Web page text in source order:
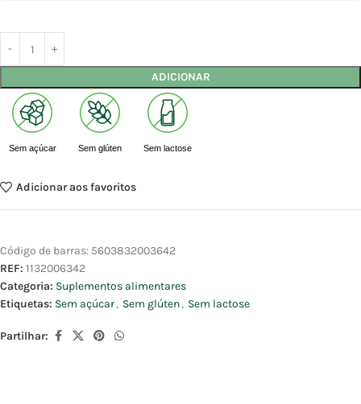
ADICIONAR
Sem açúcar Sem glúten Sem lactose
Adicionar aos favoritos
Código de barras: 5603832003642
REF: 1132006342
Categoria: Suplementos alimentares
Etiquetas: Sem açúcar, Sem glúten, Sem lactose
Partilhar: